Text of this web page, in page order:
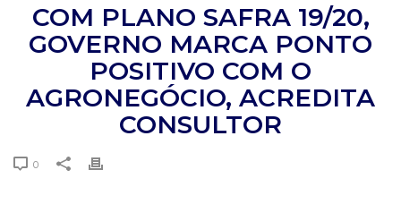
COM PLANO SAFRA 19/20,
GOVERNO MARCA PONTO
POSITIVO COM O
AGRONEGÓCIO, ACREDITA
CONSULTOR
0